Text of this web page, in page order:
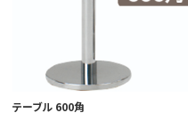
テーブル 600角